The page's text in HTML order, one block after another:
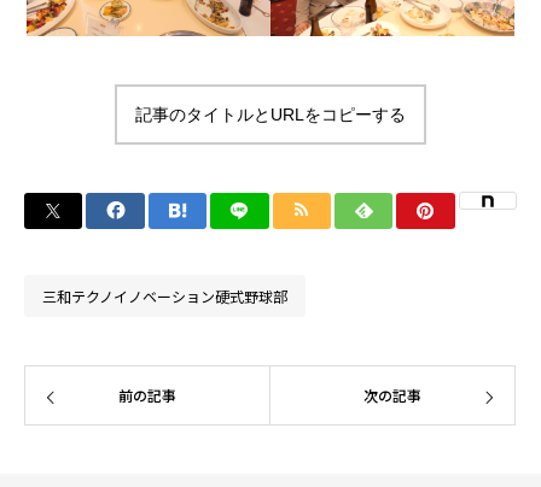
記事のタイトルとURLをコピーする
三和テクノイノベーション硬式野球部
前の記事 次の記事